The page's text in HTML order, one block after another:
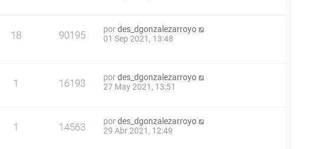
18 90195 pordes_dgonzalezarroyo
01 Sep 2021, 13:48
1 16193 pordes_dgonzalezarroyo
27 May 2021, 13:51
1 14563 pordes_dgonzalezarroyo
29 Abr 2021, 12:49